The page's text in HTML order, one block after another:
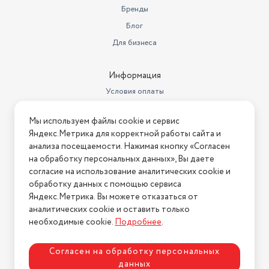
4096 Мб
A-GPS, Beidou, Bluetooth, GPS,
Wi-Fi, ГЛОНАСC
Бренды
Блог
Для бизнеса
Информация
Условия оплаты
Условия возврата
Нашли ошибку на сайте? Напишите нам
2026 © Интернет-магазин "АстМаркет". У нас есть всё!
Политика конфиденциальности
Мы используем файлы cookie и сервис
Яндекс.Метрика для корректной работы сайта и
анализа посещаемости. Нажимая кнопку «Согласен
на обработку персональных данных», Вы даете
согласие на использование аналитических cookie и
обработку данных с помощью сервиса
Яндекс.Метрика. Вы можете отказаться от
аналитических cookie и оставить только
необходимые cookie.Подробнее.
Согласен на обработку персональных
данных